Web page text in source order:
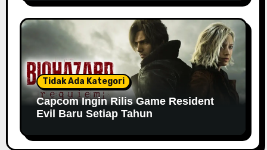
Tidak Ada Kategori
Capcom Ingin Rilis Game Resident
Evil Baru Setiap Tahun